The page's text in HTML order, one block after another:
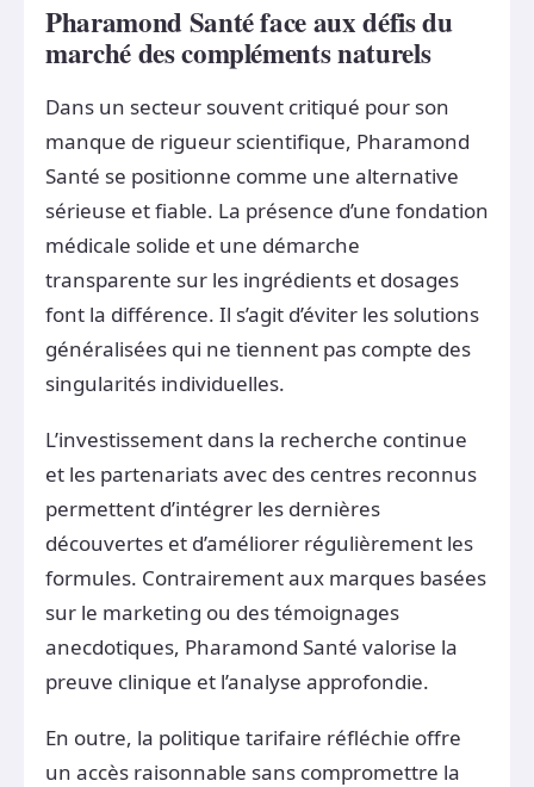
Pharamond Santé face aux défis du
marché des compléments naturels
Dans un secteur souvent critiqué pour son
manque de rigueur scientifique, Pharamond
Santé se positionne comme une alternative
sérieuse et fiable. La présence d’une fondation
médicale solide et une démarche
transparente sur les ingrédients et dosages
font la différence. Il s’agit d’éviter les solutions
généralisées qui ne tiennent pas compte des
singularités individuelles.
L’investissement dans la recherche continue
et les partenariats avec des centres reconnus
permettent d’intégrer les dernières
découvertes et d’améliorer régulièrement les
formules. Contrairement aux marques basées
sur le marketing ou des témoignages
anecdotiques, Pharamond Santé valorise la
preuve clinique et l’analyse approfondie.
En outre, la politique tarifaire réfléchie offre
un accès raisonnable sans compromettre la